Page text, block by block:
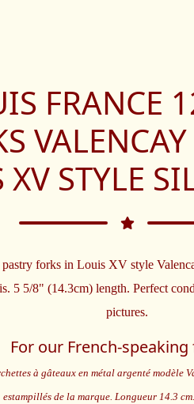
FRANCE
STYLE
forks in Louis XV style
5 5/8" (14.3cm) length. Perfect
pictures.
For our French-
à gâteaux en métal argenté modèle
estampillés de la marque. Longueur 14.3